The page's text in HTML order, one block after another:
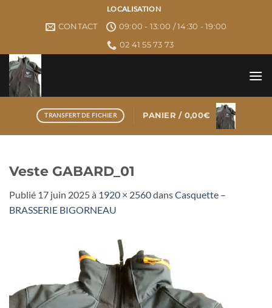
LOCALISATION
CONTACT
09:00 - 13:00 / 14:30 - 19:00
02 41 55 73 73
TRANSFERT DE FICHIER PANIER / 0,00€
Veste GABARD_01
Publié 17 juin 2025à 1920 × 2560dansCasquette –
BRASSERIE BIGORNEAU